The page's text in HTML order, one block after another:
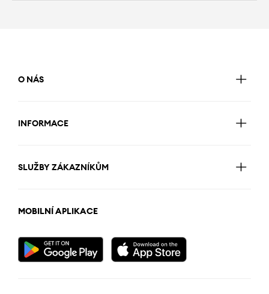
O NÁS
INFORMACE
SLUŽBY ZÁKAZNÍKŮM
MOBILNÍ APLIKACE